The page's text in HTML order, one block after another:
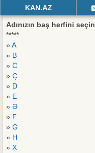
KAN.AZ
Adınızın baş herfini seçin
*****
»A
» B
» C
» Ç
» D
» E
» Ə
» F
» G
» H
» X